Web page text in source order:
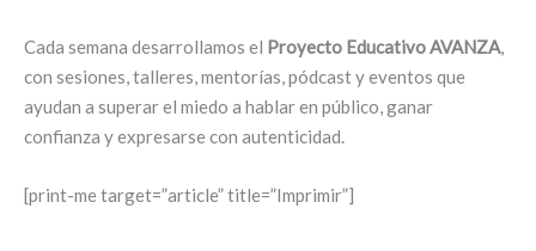
Cada semana desarrollamos el Proyecto Educativo AVANZA
con sesiones, talleres, mentorías, pódcast y eventos que
ayudan a superar el miedo a hablar en público, ganar
confianza y expresarse con autenticidad.
[print-me target=”article” title=”Imprimir”]